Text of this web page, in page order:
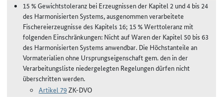
15 % Gewichtstoleranz bei Erzeugnissen der Kapitel 2 und 4 bis 24
des Harmonisierten Systems, ausgenommen verarbeitete
Fischereierzeugnisse des Kapitels 16; 15 % Werttoleranz mit
folgenden Einschränkungen: Nicht auf Waren der Kapitel 50 bis 63
des Harmonisierten Systems anwendbar. Die Höchstanteile an
Vormaterialien ohne Ursprungseigenschaft gem. den in der
Verarbeitungsliste niedergelegten Regelungen dürfen nicht
überschritten werden.
Artikel 79ZK-DVO